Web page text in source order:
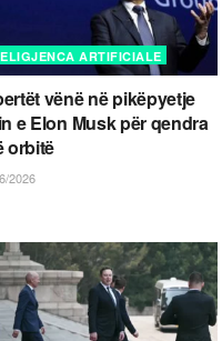
ARTIFICIALE
vënë në pikëpyetje
e Elon Musk për qendra
orbitë
2026